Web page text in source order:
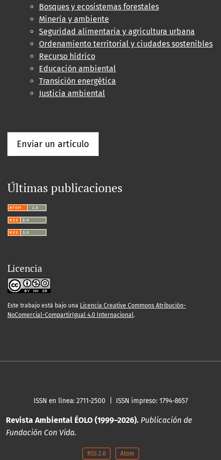
Bosques y ecosistemas forestales
Minería y ambiente
Seguridad alimentaria y agricultura urbana
Ordenamiento territorial y ciudades sostenibles
Recurso hídrico
Educación ambiental
Transición energética
Justicia ambiental
Enviar un artículo
Últimas publicaciones
Licencia
Este trabajo está bajo una Licencia Creative Commons Atribución-
NoComercial-CompartirIgual 4.0 Internacional.
ISSN en línea: 2711-2500 | ISSN impreso: 1794-8657
Revista Ambiental ÉOLO (1999–2026). Publicación de
Fundación Con Vida.
RSS 2.0 Atom